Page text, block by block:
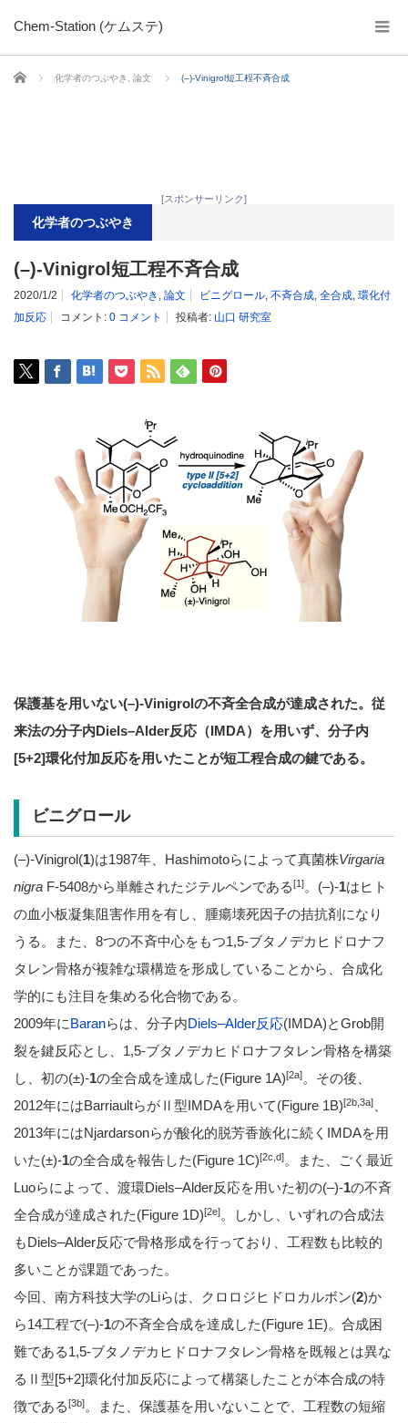
Chem-Station (ケムステ)
ホーム 化学者のつぶやき 論文 (–)-Vinigrol短工程不斉合成
[スポンサーリンク]
化学者のつぶやき
(–)-Vinigrol短工程不斉合成
2020/1/2 化学者のつぶやき , 論文 ビニグロール, 不斉合成, 全合成, 環化付
加反応
コメント: 0 コメント 投稿者: 山口 研究室
保護基を用いない(–)-Vinigrolの不斉全合成が達成された。従
来法の分子内Diels–Alder反応（IMDA）を用いず、分子内
[5+2]環化付加反応を用いたことが短工程合成の鍵である。
ビニグロール
(–)-Vinigrol(1)は1987年、Hashimotoらによって真菌株Virgaria
nigra F-5408から単離されたジテルペンである[1]。(–)-1はヒト
の血小板凝集阻害作用を有し、腫瘍壊死因子の拮抗剤になり
うる。また、8つの不斉中心をもつ1,5-ブタノデカヒドロナフ
タレン骨格が複雑な環構造を形成していることから、合成化
学的にも注目を集める化合物である。
2009年にBaranらは、分子内Diels–Alder反応(IMDA)とGrob開
裂を鍵反応とし、1,5-ブタノデカヒドロナフタレン骨格を構築
し、初の(±)-1の全合成を達成した(Figure 1A)[2a]。その後、
2012年にはBarriaultらがⅡ型IMDAを用いて(Figure 1B)[2b,3a]
2013年にはNjardarsonらが酸化的脱芳香族化に続くIMDAを用
いた(±)-1の全合成を報告した(Figure 1C)[2c,d]。また、ごく最近
Luoらによって、渡環Diels–Alder反応を用いた初の(–)-1の不斉
全合成が達成された(Figure 1D)[2e]。しかし、いずれの合成法
もDiels–Alder反応で骨格形成を行っており、工程数も比較的
多いことが課題であった。
今回、南方科技大学のLiらは、クロロジヒドロカルボン(2)か
ら14工程で(–)-1の不斉全合成を達成した(Figure 1E)。合成困
難である1,5-ブタノデカヒドロナフタレン骨格を既報とは異な
るⅡ型[5+2]環化付加反応によって構築したことが本合成の特
徴である[3b]。また、保護基を用いないことで、工程数の短縮